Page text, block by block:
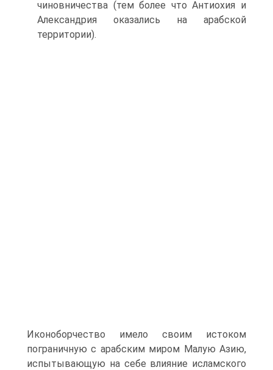
чиновничества (тем более что Антиохия и
Алексан­дрия оказались на арабской
территории).
Иконоборчество имело своим истоком
пограничную с арабским миром Малую Азию,
испытывающую на себе влияние исламского